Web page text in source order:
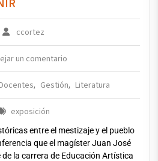
ccortez
un comentario
Docentes, Gestión, Literatura
exposición
entre el mestizaje y el pueblo
que el magíster Juan José
la carrera de Educación Artística